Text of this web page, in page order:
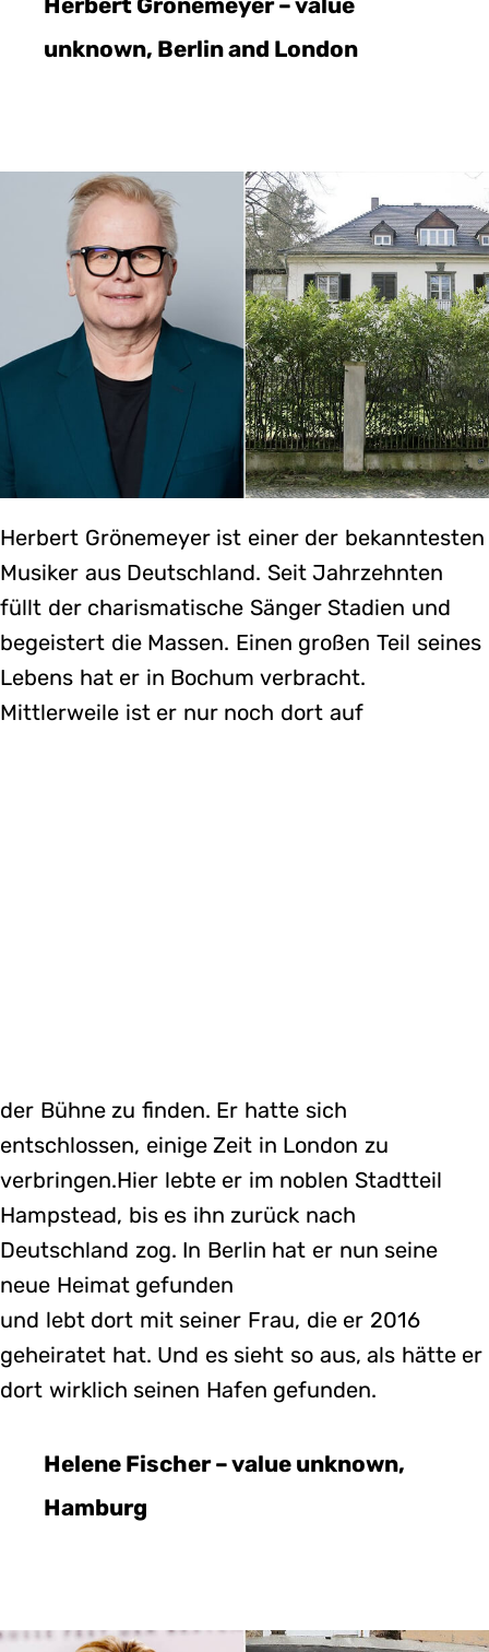
Herbert Grönemeyer – value
unknown, Berlin and London
Herbert Grönemeyer ist einer der bekanntesten
Musiker aus Deutschland. Seit Jahrzehnten
füllt der charismatische Sänger Stadien und
begeistert die Massen. Einen großen Teil seines
Lebens hat er in Bochum verbracht.
Mittlerweile ist er nur noch dort auf
der Bühne zu finden. Er hatte sich
entschlossen, einige Zeit in London zu
verbringen.Hier lebte er im noblen Stadtteil
Hampstead, bis es ihn zurück nach
Deutschland zog. In Berlin hat er nun seine
neue Heimat gefunden
und lebt dort mit seiner Frau, die er 2016
geheiratet hat. Und es sieht so aus, als hätte er
dort wirklich seinen Hafen gefunden.
Helene Fischer – value unknown,
Hamburg